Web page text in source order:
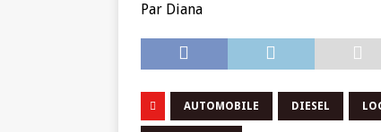
Par Diana
AUTOMOBILE DIESEL